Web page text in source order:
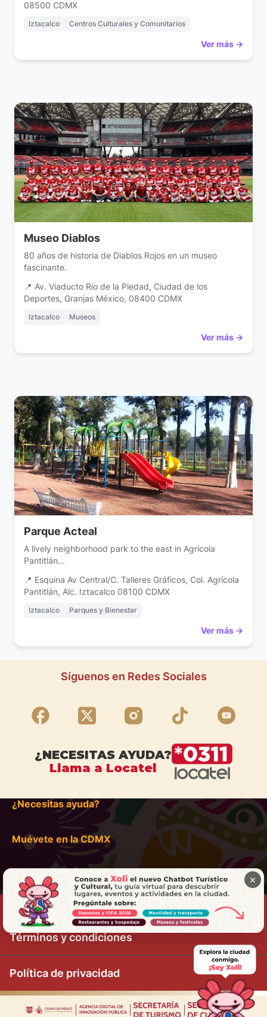
08500 CDMX
Iztacalco Centros Culturales y Comunitarios
Ver más →
Museo Diablos
80 años de historia de Diablos Rojos en un museo
fascinante.
📍 Av. Viaducto Rio de la Piedad, Ciudad de los
Deportes, Granjas México, 08400 CDMX
Iztacalco Museos
Ver más →
Parque Acteal
A lively neighborhood park to the east in Agrícola
Pantitlán...
📍 Esquina Av Central/C. Talleres Gráficos, Col. Agrícola
Pantitlán, Alc. Iztacalco 08100 CDMX
Iztacalco Parques y Bienestar
Ver más →
Síguenos en Redes Sociales
¿NECESITAS AYUDA?
Llama a Locatel
¿Necesitas ayuda?
Muévete en la CDMX
Términos y condiciones
Política de privacidad
|
×